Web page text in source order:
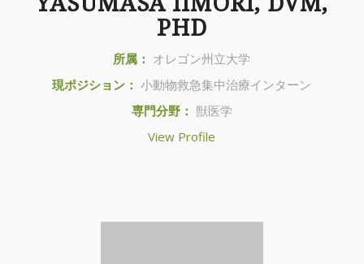
PHD
所属： オレゴン州立大学
現ポジション： 小動物救急集中治療インターン
専門分野： 獣医学
View Profile